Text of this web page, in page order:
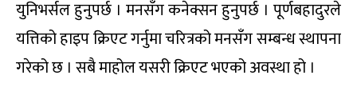
युनिभर्सल हुनुपर्छ । मनसँग कनेक्सन हुनुपर्छ । पूर्णबहादुरले
यत्तिको हाइप क्रिएट गर्नुमा चरित्रको मनसँग सम्बन्ध स्थापना
गरेको छ । सबै माहोल यसरी क्रिएट भएको अवस्था हो ।